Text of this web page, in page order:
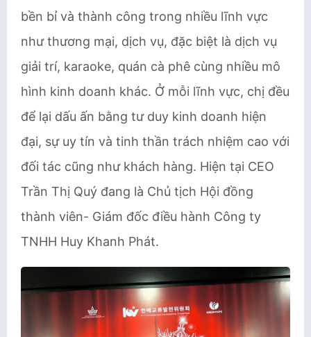
bền bỉ và thành công trong nhiều lĩnh vực
như thương mại, dịch vụ, đặc biệt là dịch vụ
giải trí, karaoke, quán cà phê cùng nhiều mô
hình kinh doanh khác. Ở mỗi lĩnh vực, chị đều
để lại dấu ấn bằng tư duy kinh doanh hiện
đại, sự uy tín và tinh thần trách nhiệm cao với
đối tác cũng như khách hàng. Hiện tại CEO
Trần Thị Quý đang là Chủ tịch Hội đồng
thành viên- Giám đốc điều hành Công ty
TNHH Huy Khanh Phát.